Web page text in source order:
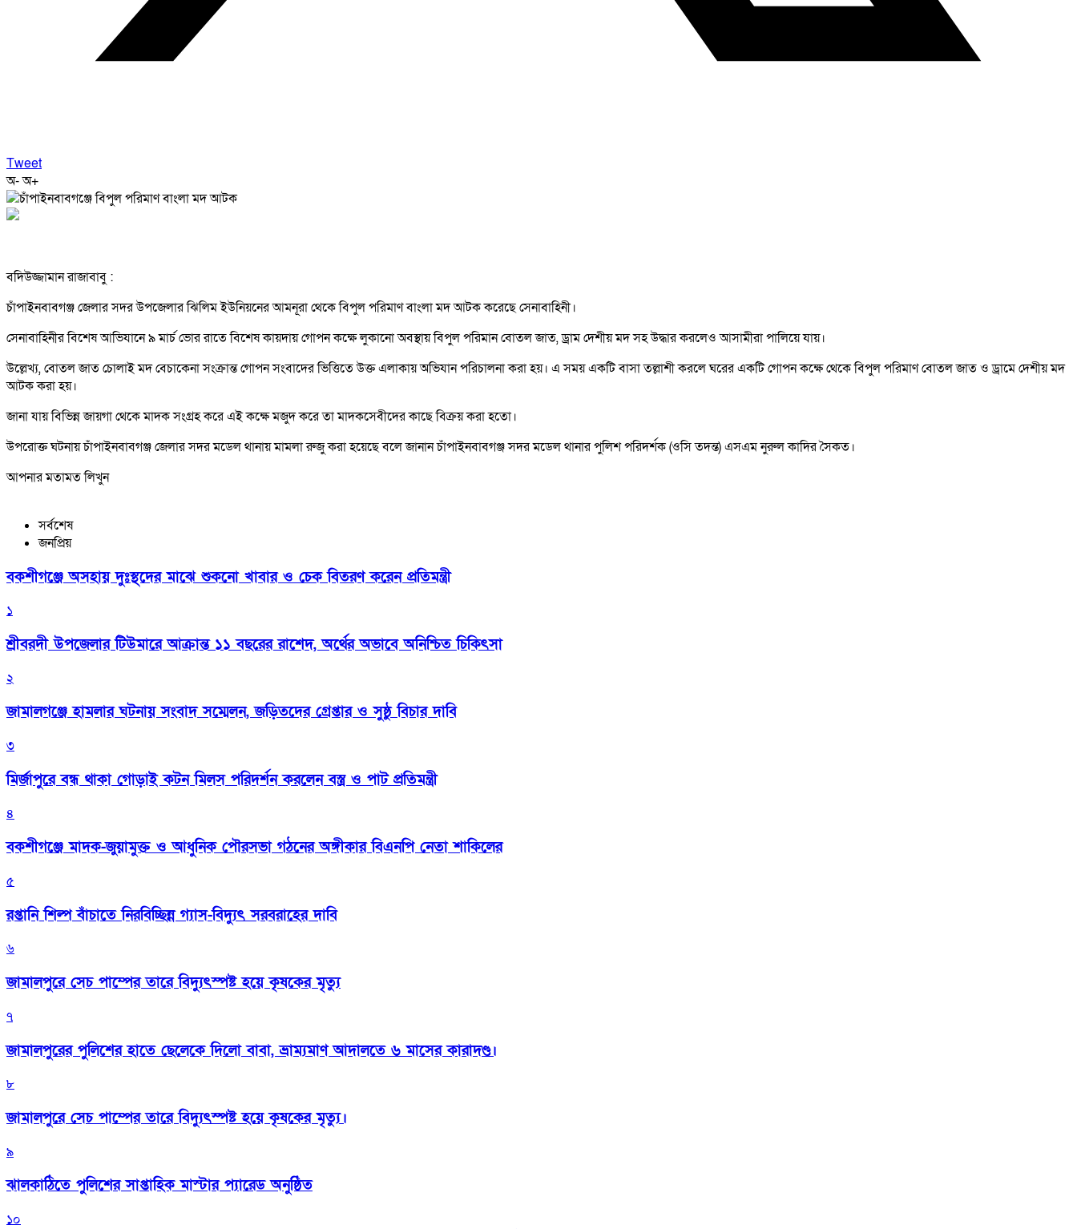
Tweet
অ-অ+
বদিউজ্জামান রাজাবাবু :
চাঁপাইনবাবগঞ্জ জেলার সদর উপজেলার ঝিলিম ইউনিয়নের আমনূরা থেকে বিপুল পরিমাণ বাংলা মদ আটক করেছে সেনাবাহিনী।
সেনাবাহিনীর বিশেষ আভিযানে ৯ মার্চ ভোর রাতে বিশেষ কায়দায় গোপন কক্ষে লুকানো অবস্থায় বিপুল পরিমান বোতল জাত, ড্রাম দেশীয় মদ সহ উদ্ধার করলেও আসামীরা পালিয়ে যায়।
উল্লেখ্য, বোতল জাত চোলাই মদ বেচাকেনা সংক্রান্ত গোপন সংবাদের ভিত্তিতে উক্ত এলাকায় অভিযান পরিচালনা করা হয়। এ সময় একটি বাসা তল্লাশী করলে ঘরের একটি গোপন কক্ষে থেকে বিপুল পরিমাণ বোতল জাত ও ড্রামে দেশীয় মদ
আটক করা হয়।
জানা যায় বিভিন্ন জায়গা থেকে মাদক সংগ্রহ করে এই কক্ষে মজুদ করে তা মাদকসেবীদের কাছে বিক্রয় করা হতো।
উপরোক্ত ঘটনায় চাঁপাইনবাবগঞ্জ জেলার সদর মডেল থানায় মামলা রুজু করা হয়েছে বলে জানান চাঁপাইনবাবগঞ্জ সদর মডেল থানার পুলিশ পরিদর্শক (ওসি তদন্ত) এসএম নুরুল কাদির সৈকত।
আপনার মতামত লিখুন
সর্বশেষ
জনপ্রিয়
বকশীগঞ্জে অসহায় দুঃস্থদের মাঝে শুকনো খাবার ও চেক বিতরণ করেন প্রতিমন্ত্রী
১
শ্রীবরদী উপজেলার টিউমারে আক্রান্ত ১১ বছরের রাশেদ, অর্থের অভাবে অনিশ্চিত চিকিৎসা
২
জামালগঞ্জে হামলার ঘটনায় সংবাদ সম্মেলন, জড়িতদের গ্রেপ্তার ও সুষ্ঠু বিচার দাবি
৩
মির্জাপুরে বন্ধ থাকা গোড়াই কটন মিলস পরিদর্শন করলেন বস্ত্র ও পাট প্রতিমন্ত্রী
৪
বকশীগঞ্জে মাদক-জুয়ামুক্ত ও আধুনিক পৌরসভা গঠনের অঙ্গীকার বিএনপি নেতা শাকিলের
৫
রপ্তানি শিল্প বাঁচাতে নিরবিচ্ছিন্ন গ্যাস-বিদ্যুৎ সরবরাহের দাবি
৬
জামালপুরে সেচ পাম্পের তারে বিদ্যুৎস্পষ্ট হয়ে কৃষকের মৃত্যু
৭
জামালপুরের পুলিশের হাতে ছেলেকে দিলো বাবা, ভ্রাম্যমাণ আদালতে ৬ মাসের কারাদণ্ড।
৮
জামালপুরে সেচ পাম্পের তারে বিদ্যুৎস্পষ্ট হয়ে কৃষকের মৃত্যু।
৯
‎ঝালকাঠিতে পুলিশের সাপ্তাহিক মাস্টার প্যারেড অনুষ্ঠিত
১০